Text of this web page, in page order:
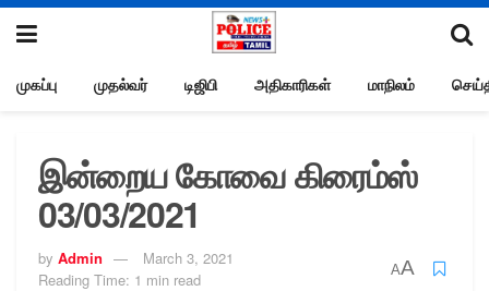
முகப்பு முதல்வர் டிஜிபி அதிகாரிகள் மாநிலம்
இன்றைய கோவை கிரைம்ஸ்
03/03/2021
by Admin
March 3, 2021
Reading Time: 1 min read
AA